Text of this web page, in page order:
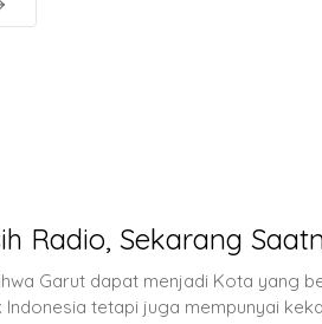
Radio, Sekarang
Garut dapat menjadi Kota yang
Indonesia tetapi juga mempunyai